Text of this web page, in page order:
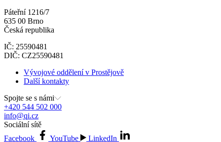
Páteřní 1216/7
635 00 Brno
Česká republika
IČ: 25590481
DIČ: CZ25590481
Vývojové oddělení v Prostějově
Další kontakty
Spojte se s námi
+420 544 502 000
info@qi.cz
Sociální sítě
Facebook
YouTube LinkedIn